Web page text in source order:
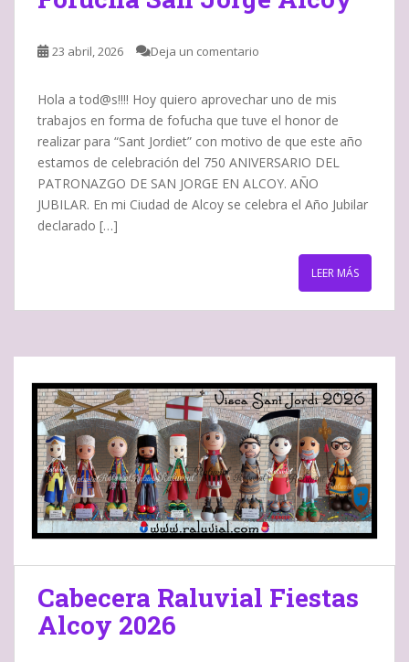
23 abril, 2026 Deja un comentario
Hola a tod@s!!!! Hoy quiero aprovechar uno de mis
trabajos en forma de fofucha que tuve el honor de
realizar para “Sant Jordiet” con motivo de que este año
estamos de celebración del 750 ANIVERSARIO DEL
PATRONAZGO DE SAN JORGE EN ALCOY. AÑO
JUBILAR. En mi Ciudad de Alcoy se celebra el Año Jubilar
declarado […]
LEER MÁS
Cabecera Raluvial Fiestas
Alcoy 2026